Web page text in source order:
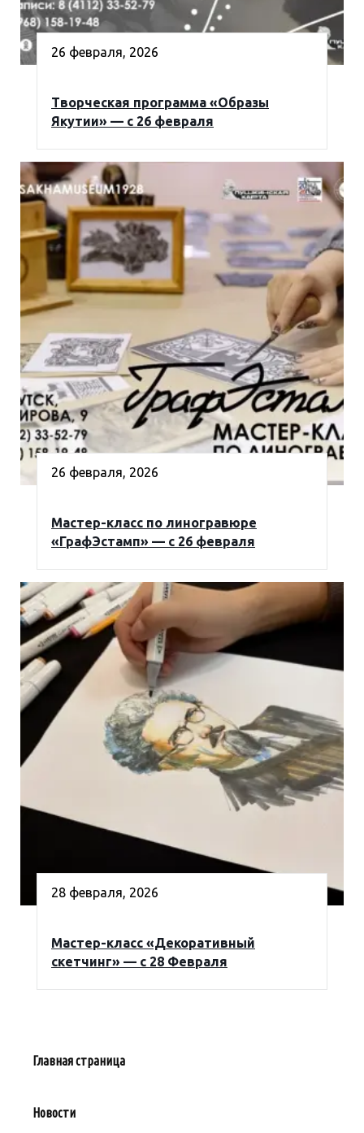
26 февраля, 2026
Творческая программа «Образы
Якутии» — с 26 февраля
26 февраля, 2026
Мастер-класс по линогравюре
«ГрафЭстамп» — с 26 февраля
28 февраля, 2026
Мастер-класс «Декоративный
скетчинг» — с 28 Февраля
Главная страница
Новости